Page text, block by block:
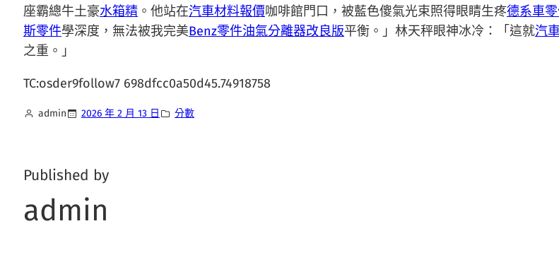
座霸總牛土豪水箱精 。他站在汽車材料報價咖啡館門口，被藍色傻氣光束照得眼睛生疼德系車
斯零件學深度，無法被我完美Benz零件油氣分離器改良版平衡。」林天秤眼神冰冷：「這就汽
之重。」
TC:osder9follow7 698dfcc0a50d45.74918758
admin 2026 年 2 月 13 日 分數
Published by
admin